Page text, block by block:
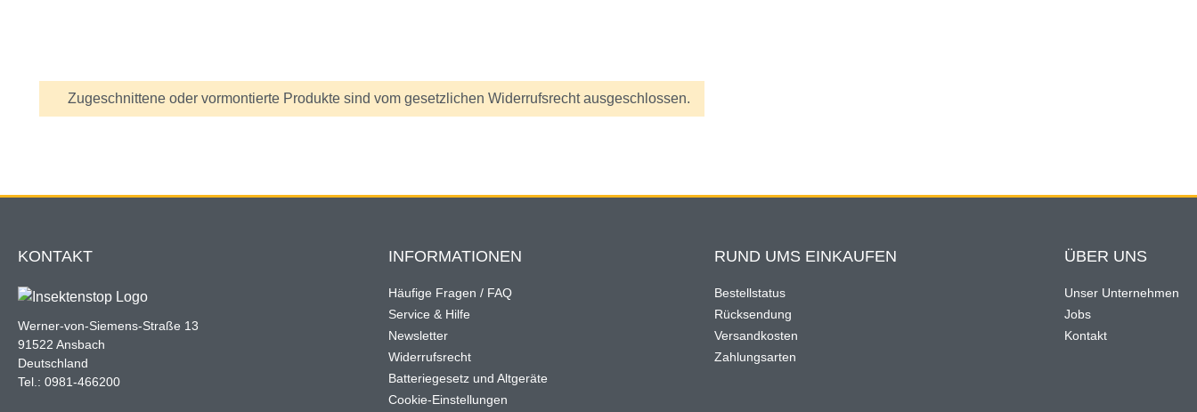
Achtung
Zugeschnittene oder vormontierte Produkte sind vom gesetzlichen Widerrufsrecht ausgeschlossen.
KONTAKT
Werner-von-Siemens-Straße 13
91522 Ansbach
Deutschland
Tel.: 0981-466200
INFORMATIONEN
Häufige Fragen / FAQ
Service & Hilfe
Newsletter
Widerrufsrecht
Batteriegesetz und Altgeräte
Cookie-Einstellungen
RUND UMS EINKAUFEN
Bestellstatus
Rücksendung
Versandkosten
Zahlungsarten
ÜBER UNS
Unser Unternehmen
Jobs
Kontakt